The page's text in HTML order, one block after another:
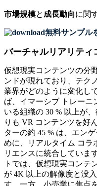
市場規模と成長動向に関
無料サンプル
バーチャルリアリティ
仮想現実コンテンツの分
ンドが現れており、テク
業界がどのように変化し
ば、イマーシブ トレーニ
いる組織の 30 % 以上が
りも VR コンテンツを好
ターの約 45 % は、エン
めに、リアルタイム コラ
リエンスに統合していま
トでは、仮想現実コンテ
が 4K 以上の解像度と没